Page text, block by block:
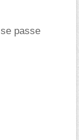
passe